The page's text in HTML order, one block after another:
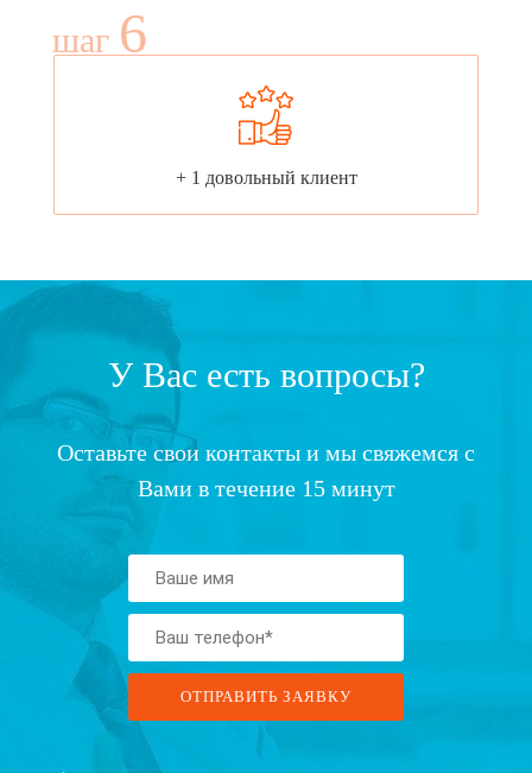
шаг 6
+ 1 довольный клиент
У Вас есть вопросы?
Оставьте свои контакты и мы свяжемся с
Вами в течение 15 минут